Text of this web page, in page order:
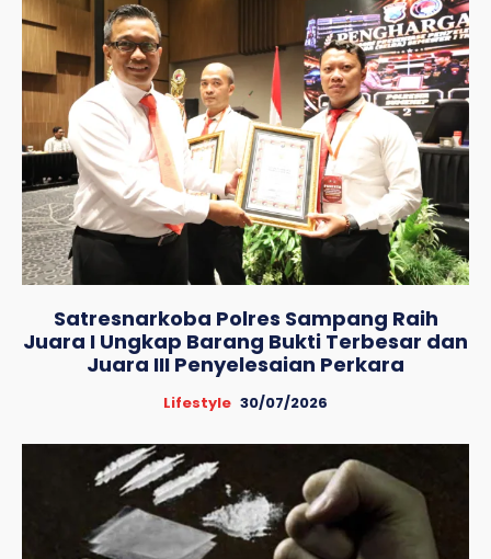
Satresnarkoba Polres Sampang Raih
Juara I Ungkap Barang Bukti Terbesar dan
Juara III Penyelesaian Perkara
Lifestyle 30/07/2026